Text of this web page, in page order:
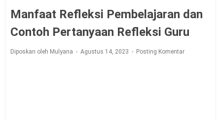
Manfaat Refleksi Pembelajaran dan
Contoh Pertanyaan Refleksi Guru
Diposkan oleh Mulyana Agustus 14, 2023 Posting Komentar